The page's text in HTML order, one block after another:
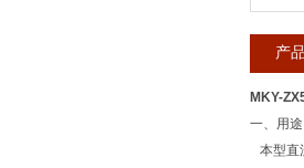
产
MKY-
一、用途
本型直